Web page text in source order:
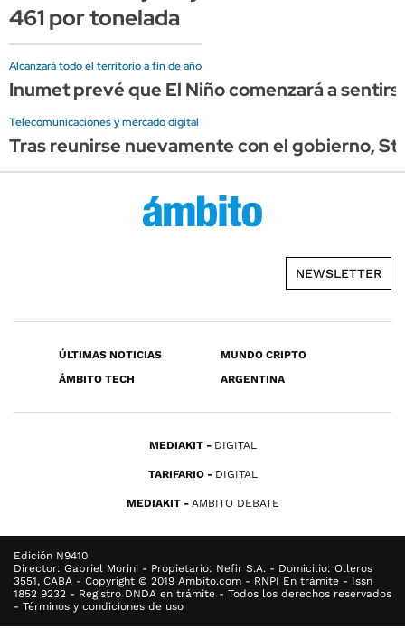
461 por tonelada
Alcanzará todo el territorio a fin de año
Inumet prevé que El Niño comenzará a
Telecomunicaciones y mercado digital
Tras reunirse nuevamente con el gobierno,
NEWSLETTER
ÚLTIMAS NOTICIAS
MUNDO CRIPTO
ÁMBITO TECH
ARGENTINA
MEDIAKIT DIGITAL
TARIFARIO DIGITAL
MEDIAKIT AMBITO DEBATE
Edición N9410
Director: Gabriel Morini - Propietario: Nefir S.A. - Domicilio: Olleros
3551, CABA - Copyright © 2019 Ambito.com - RNPI En trámite - Issn
1852 9232 - Registro DNDA en trámite - Todos los derechos reservados
- Términos y condiciones de uso